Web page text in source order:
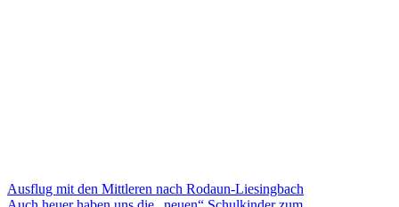
Beitragsnavigation
Ausflug mit den Mittleren nach Rodaun-Liesingbach